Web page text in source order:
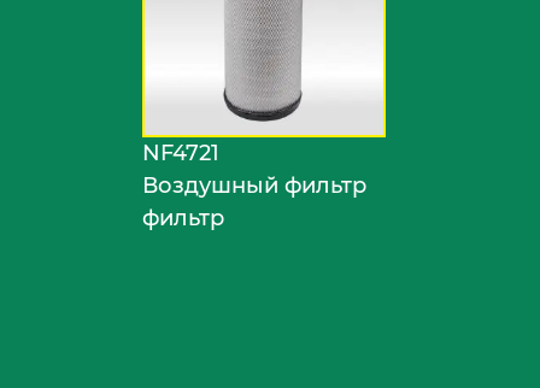
NF4721
Воздушный фильтр
фильтр